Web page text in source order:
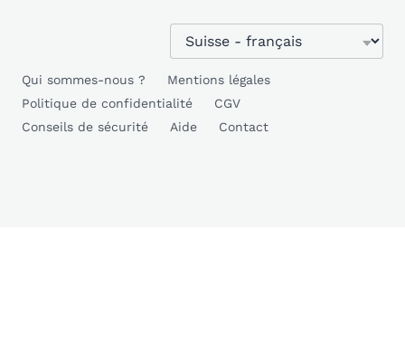
Qui sommes-nous ?
Mentions légales
Politique de confidentialité
CGV
Conseils de sécurité
Aide Contact